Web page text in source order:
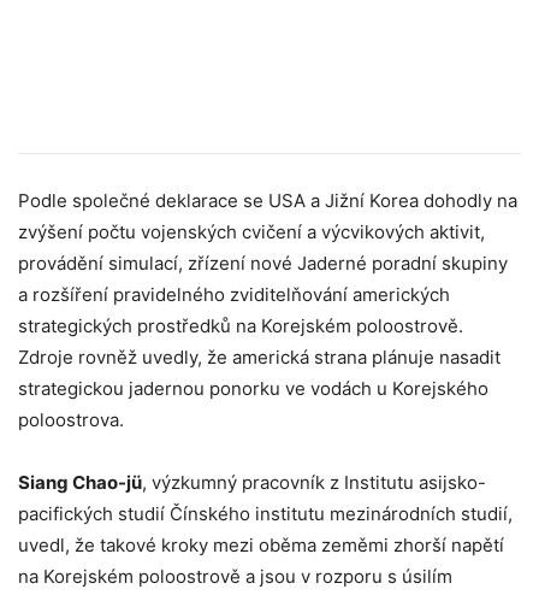
Podle společné deklarace se USA a Jižní Korea dohodly na
zvýšení počtu vojenských cvičení a výcvikových aktivit,
provádění simulací, zřízení nové Jaderné poradní skupiny
a rozšíření pravidelného zviditelňování amerických
strategických prostředků na Korejském poloostrově.
Zdroje rovněž uvedly, že americká strana plánuje nasadit
strategickou jadernou ponorku ve vodách u Korejského
poloostrova.
Siang Chao-jü, výzkumný pracovník z Institutu asijsko-
pacifických studií Čínského institutu mezinárodních studií,
uvedl, že takové kroky mezi oběma zeměmi zhorší napětí
na Korejském poloostrově a jsou v rozporu s úsilím